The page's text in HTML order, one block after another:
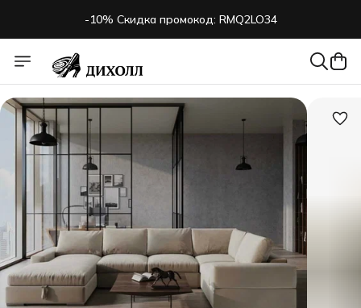
-10% Скидка промокод: RMQ2LO34